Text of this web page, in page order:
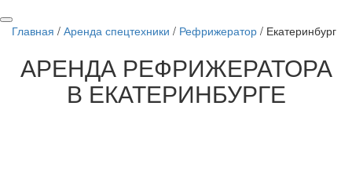
Главная / Аренда спецтехники / Рефрижератор / Екатеринбург
АРЕНДАРЕФРИЖЕРАТОРА
В ЕКАТЕРИНБУРГЕ